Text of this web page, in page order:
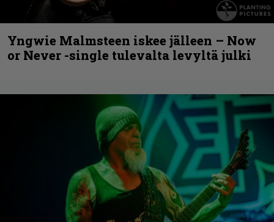
Yngwie Malmsteen iskee jälleen – Now
or Never -single tulevalta levyltä julki